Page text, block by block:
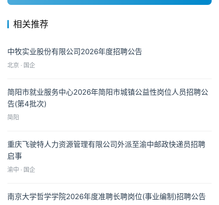
相关推荐
中牧实业股份有限公司2026年度招聘公告
北京 · 国企
简阳市就业服务中心2026年简阳市城镇公益性岗位人员招聘公
告(第4批次)
简阳
重庆飞驶特人力资源管理有限公司外派至渝中邮政快递员招聘
启事
渝中 · 国企
南京大学哲学学院2026年度准聘长聘岗位(事业编制)招聘公告